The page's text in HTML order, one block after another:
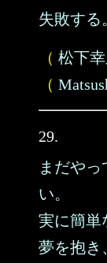
失敗する
（ 松下
（
29.
まだや
い。
実に簡単
夢を抱き